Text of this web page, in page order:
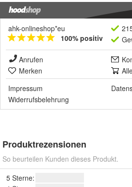
ahk-onlineshop*eu
100% positiv
Anrufen
Merken
Impressum
Widerrufsbelehrung
Produktrezensionen
So beurteilen Kunden dieses Produkt.
5 Sterne: